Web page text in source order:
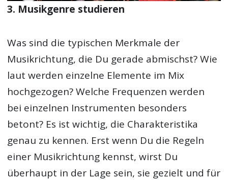
3. Musikgenre studieren
Was sind die typischen Merkmale der
Musikrichtung, die Du gerade abmischst? Wie
laut werden einzelne Elemente im Mix
hochgezogen? Welche Frequenzen werden
bei einzelnen Instrumenten besonders
betont? Es ist wichtig, die Charakteristika
genau zu kennen. Erst wenn Du die Regeln
einer Musikrichtung kennst, wirst Du
überhaupt in der Lage sein, sie gezielt und für